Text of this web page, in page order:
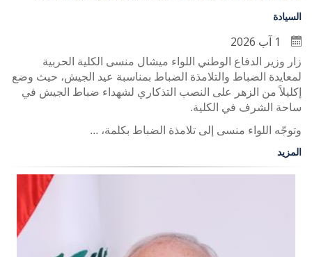
السيادة
زار وزير الدفاع الوطني اللواء ميشال منسى الكلية الحربية
لمعايدة الضباط والتلامذة الضباط بمناسبة عيد الجيش، حيث وضع
إكليلاً من الزهر على النصب التذكاري لشهداء ضباط الجيش في
ساحة الشرف في الكلية.
وتوجّه اللواء منسى إلى تلامذة الضباط بكلمة، ...
المزيد